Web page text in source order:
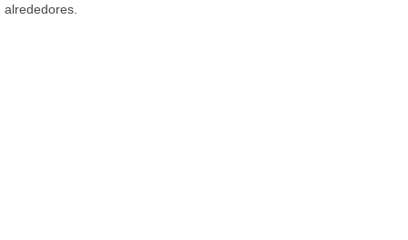
alrededores.